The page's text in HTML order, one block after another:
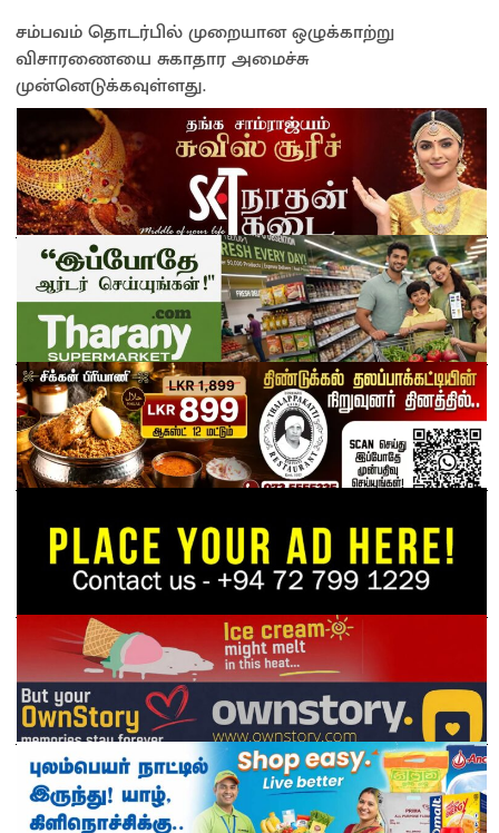
சம்பவம் தொடர்பில் முறையான ஒழுக்காற்று
விசாரணையை சுகாதார அமைச்சு
முன்னெடுக்கவுள்ளது.